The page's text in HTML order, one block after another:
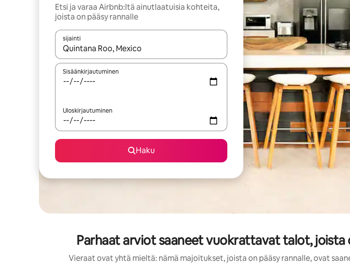
Etsi ja varaa Airbnb:ltä ainutlaatuisia kohteita,
joista on pääsy rannalle
sijainti
Kun tulokset ovat saatavilla, navigoi ylös- ja alas-nuolinäppäimillä tai tutustu koskettamalla
Sisäänkirjautuminen
Uloskirjautuminen
Haku
Parhaat arviot saaneet vuokrattavat talot, joista
Vieraat ovat yhtä mieltä: nämä majoitukset, joista on pääsy rannalle, ovat